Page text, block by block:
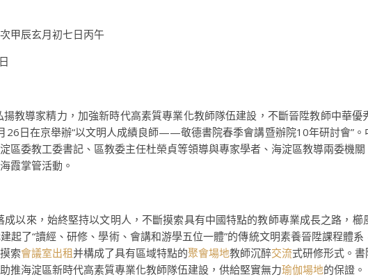
甲辰玄月初七日丙午
揚教導家精力，加強新時代高素質專業化教師隊伍建設，不斷晉陞教師中華
26日在京舉辦“以文明人成績良師——敬德書院春季會講暨辦院10年研討會”
區委教工委書記、區教委主任杜榮貞等領導與專家學者、海淀區教導兩委機
霞掌管活動。
以來，始終堅持以文明人，不斷摸索具有中國特點的教師專業成長之路，櫛
起了“讀經、研修、學術、會講和游學五位一體”的傳統文明素養晉陞課程體
索會議室出租并構成了具有區域特點的聚會場地教師沉醉交流式研修形式。
推海淀區新時代高素質專業化教師隊伍建設，供給堅實無力瑜伽場地的保證。